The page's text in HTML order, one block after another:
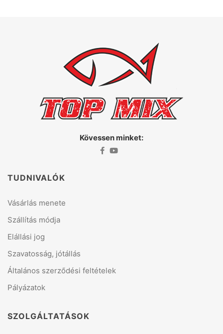
Kövessen minket:
TUDNIVALÓK
Vásárlás menete
Szállítás módja
Elállási jog
Szavatosság, jótállás
Általános szerződési feltételek
Pályázatok
SZOLGÁLTATÁSOK